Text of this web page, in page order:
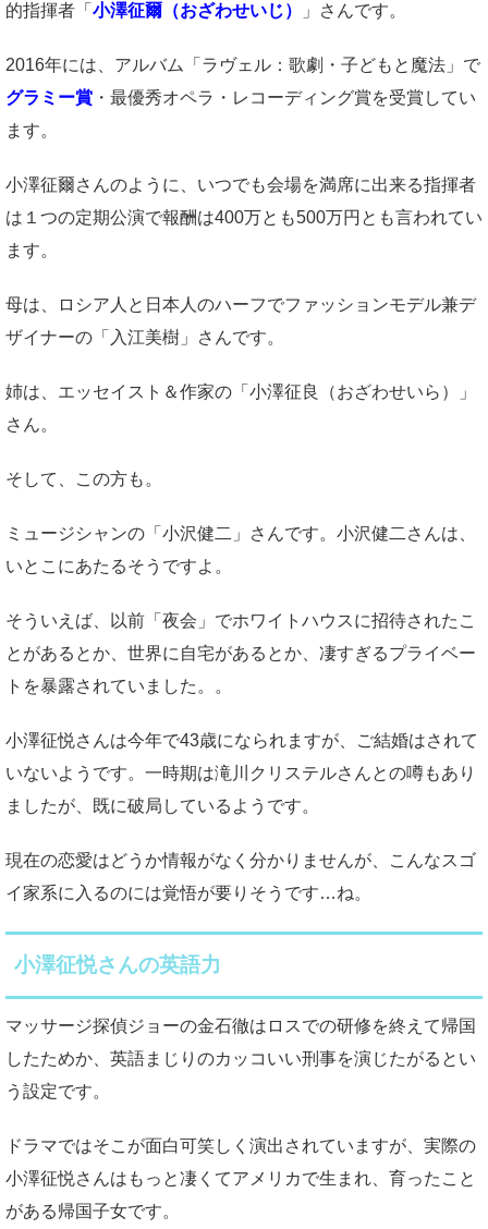
的指揮者「 小澤征爾（おざわせいじ） 」さんです。
2016年には、アルバム「ラヴェル：歌劇・子どもと魔法」で
グラミー賞 ・最優秀オペラ・レコーディング賞を受賞してい
ます。
小澤征爾さんのように、いつでも会場を満席に出来る指揮者
は１つの定期公演で報酬は400万とも500万円とも言われてい
ます。
母は、ロシア人と日本人のハーフでファッションモデル兼デ
ザイナーの「入江美樹」さんです。
姉は、エッセイスト＆作家の「小澤征良（おざわせいら）」
さん。
そして、この方も。
ミュージシャンの「小沢健二」さんです。小沢健二さんは、
いとこにあたるそうですよ。
そういえば、以前「夜会」でホワイトハウスに招待されたこ
とがあるとか、世界に自宅があるとか、凄すぎるプライベー
トを暴露されていました。。
小澤征悦さんは今年で43歳になられますが、ご結婚はされて
いないようです。一時期は滝川クリステルさんとの噂もあり
ましたが、既に破局しているようです。
現在の恋愛はどうか情報がなく分かりませんが、こんなスゴ
イ家系に入るのには覚悟が要りそうです…ね。
小澤征悦さんの英語力
マッサージ探偵ジョーの金石徹はロスでの研修を終えて帰国
したためか、英語まじりのカッコいい刑事を演じたがるとい
う設定です。
ドラマではそこが面白可笑しく演出されていますが、実際の
小澤征悦さんはもっと凄くてアメリカで生まれ、育ったこと
がある帰国子女です。